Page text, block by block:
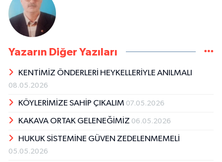
Yazarın Diğer Yazıları
KENTİMİZ ÖNDERLERİ HEYKELLERİYLE ANILMALI
08.05.2026
KÖYLERİMİZE SAHİP ÇIKALIM 07.05.2026
KAKAVA ORTAK GELENEĞİMİZ 06.05.2026
HUKUK SİSTEMİNE GÜVEN ZEDELENMEMELİ
05.05.2026